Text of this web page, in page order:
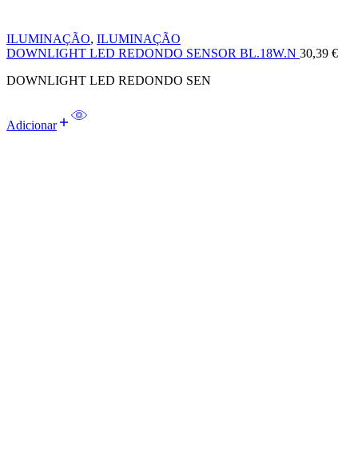
ILUMINAÇÃO, ILUMINAÇÃO
DOWNLIGHT LED REDONDO SENSOR BL.18W.N 30,39 €
DOWNLIGHT LED REDONDO SEN
Adicionar